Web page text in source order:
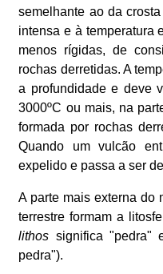
semelhante ao da
intensa e à temperatura
menos rígidas, de
rochas derretidas. A
a profundidade e deve
3000ºC ou mais, na
formada por rochas
Quando um vulcão
expelido e passa a ser
A parte mais externa do
terrestre formam a
lithos significa "pedra"
pedra").